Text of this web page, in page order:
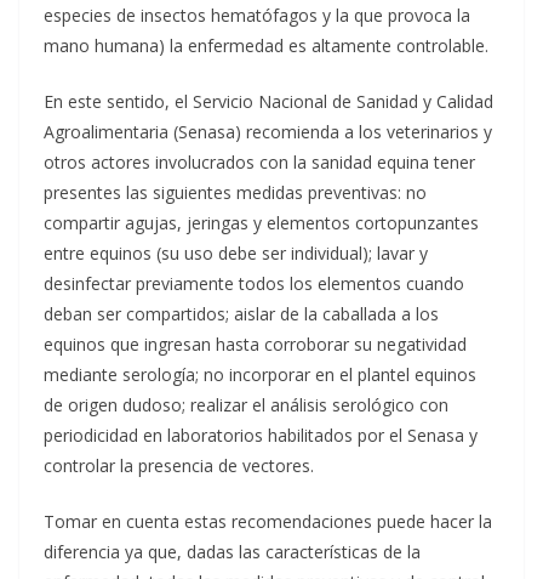
especies de insectos hematófagos y la que provoca la
mano humana) la enfermedad es altamente controlable.
En este sentido, el Servicio Nacional de Sanidad y Calidad
Agroalimentaria (Senasa) recomienda a los veterinarios y
otros actores involucrados con la sanidad equina tener
presentes las siguientes medidas preventivas: no
compartir agujas, jeringas y elementos cortopunzantes
entre equinos (su uso debe ser individual); lavar y
desinfectar previamente todos los elementos cuando
deban ser compartidos; aislar de la caballada a los
equinos que ingresan hasta corroborar su negatividad
mediante serología; no incorporar en el plantel equinos
de origen dudoso; realizar el análisis serológico con
periodicidad en laboratorios habilitados por el Senasa y
controlar la presencia de vectores.
Tomar en cuenta estas recomendaciones puede hacer la
diferencia ya que, dadas las características de la